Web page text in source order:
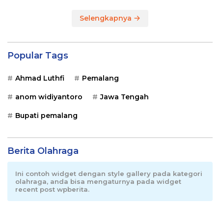
Selengkapnya
Popular Tags
Ahmad Luthfi Pemalang
anom widiyantoro Jawa Tengah
Bupati pemalang
Berita Olahraga
Ini contoh widget dengan style gallery pada kategori
olahraga, anda bisa mengaturnya pada widget
recent post wpberita.